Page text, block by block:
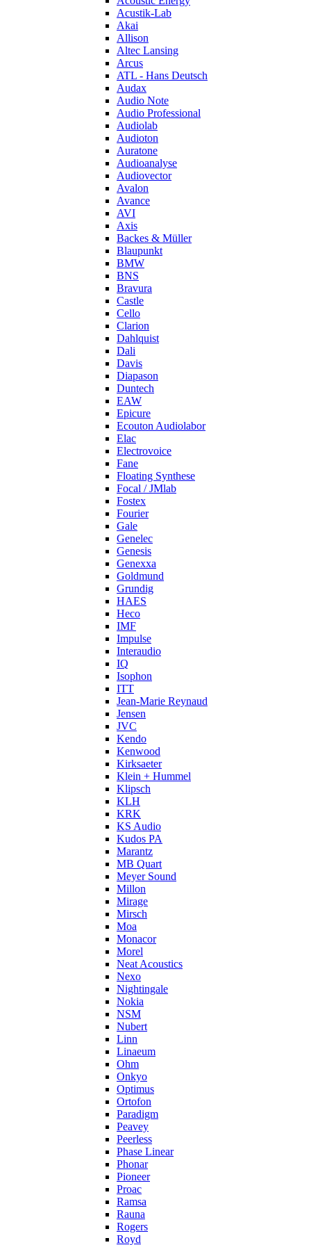
Acustik-Lab
Akai
Allison
Altec Lansing
Arcus
ATL - Hans Deutsch
Audax
Audio Note
Audio Professional
Audiolab
Audioton
Auratone
Audioanalyse
Audiovector
Avalon
Avance
AVI
Axis
Backes & Müller
Blaupunkt
BMW
BNS
Bravura
Castle
Cello
Clarion
Dahlquist
Dali
Davis
Diapason
Duntech
EAW
Epicure
Ecouton Audiolabor
Elac
Electrovoice
Fane
Floating Synthese
Focal / JMlab
Fostex
Fourier
Gale
Genelec
Genesis
Genexxa
Goldmund
Grundig
HAES
Heco
IMF
Impulse
Interaudio
IQ
Isophon
ITT
Jean-Marie Reynaud
Jensen
JVC
Kendo
Kenwood
Kirksaeter
Klein + Hummel
Klipsch
KLH
KRK
KS Audio
Kudos PA
Marantz
MB Quart
Meyer Sound
Millon
Mirage
Mirsch
Moa
Monacor
Morel
Neat Acoustics
Nexo
Nightingale
Nokia
NSM
Nubert
Linn
Linaeum
Ohm
Onkyo
Optimus
Ortofon
Paradigm
Peavey
Peerless
Phase Linear
Phonar
Pioneer
Proac
Ramsa
Rauna
Rogers
Royd